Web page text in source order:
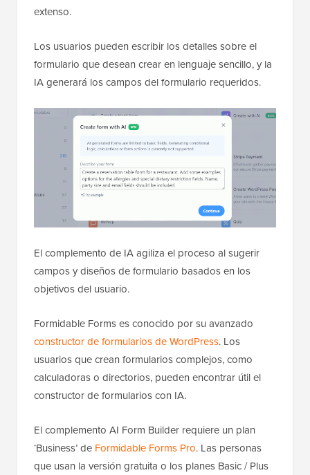
extenso.
Los usuarios pueden escribir los detalles sobre el
formulario que desean crear en lenguaje sencillo, y la
IA generará los campos del formulario requeridos.
El complemento de IA agiliza el proceso al sugerir
campos y diseños de formulario basados en los
objetivos del usuario.
Formidable Forms es conocido por su avanzado
constructor de formularios de WordPress. Los
usuarios que crean formularios complejos, como
calculadoras o directorios, pueden encontrar útil el
constructor de formularios con IA.
El complemento AI Form Builder requiere un plan
‘Business’ de Formidable Forms Pro. Las personas
que usan la versión gratuita o los planes Basic / Plus